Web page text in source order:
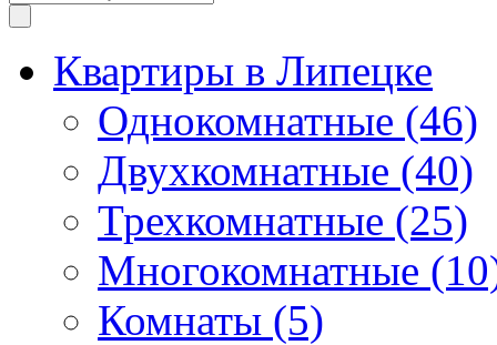
Квартиры в Липецке
Однокомнатные (46)
Двухкомнатные (40)
Трехкомнатные (25)
Многокомнатные
Комнаты (5)